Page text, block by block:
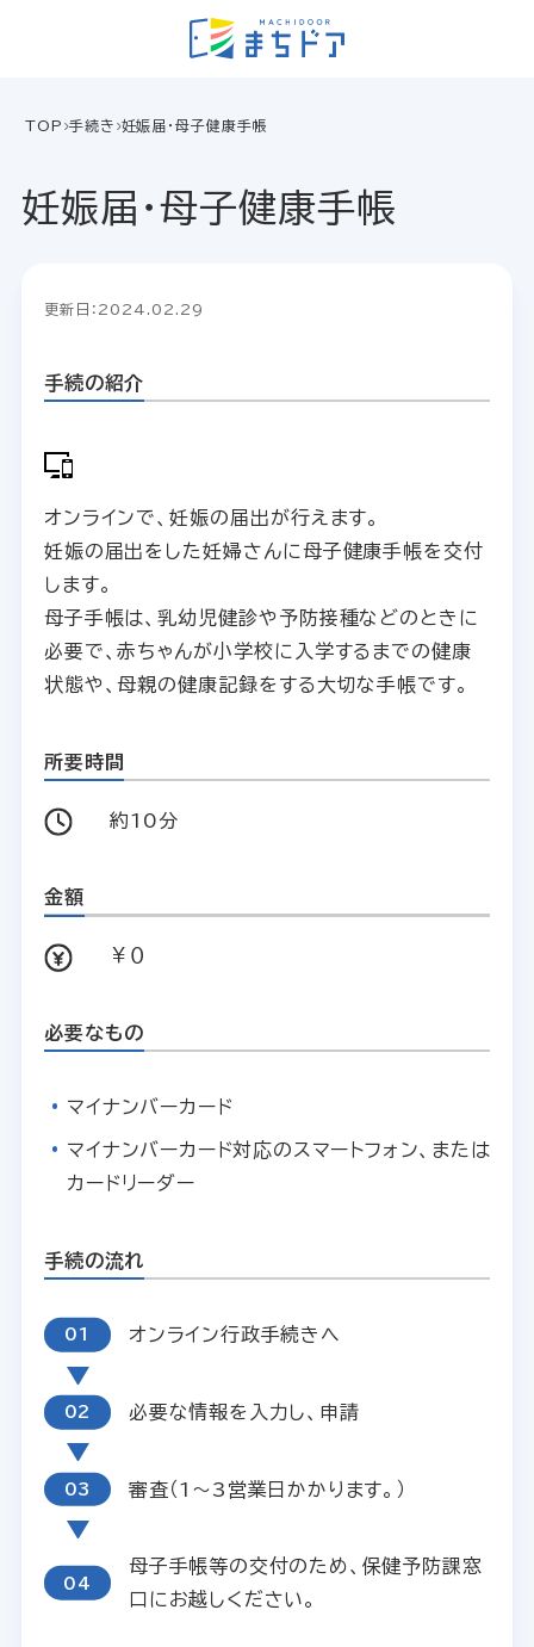
TOP 手続き 妊娠届・母子健康手帳
妊娠届・母子健康手帳
更新日：2024.02.29
手続の紹介
オンラインで、妊娠の届出が行えます。
妊娠の届出をした妊婦さんに母子健康手帳を交付
します。
母子手帳は、乳幼児健診や予防接種などのときに
必要で、赤ちゃんが小学校に入学するまでの健康
状態や、母親の健康記録をする大切な手帳です。
所要時間
約10分
金額
￥０
必要なもの
マイナンバーカード
マイナンバーカード対応のスマートフォン、または
カードリーダー
手続の流れ
オンライン行政手続きへ
必要な情報を入力し、申請
審査（1～3営業日かかります。）
母子手帳等の交付のため、保健予防課窓
口にお越しください。